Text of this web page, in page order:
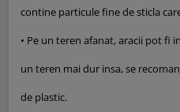
contine particule fine de sticla
• Pe un teren afanat, aracii pot fi
un teren mai dur insa, se
de plastic.